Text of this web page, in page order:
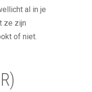
al in je
ze zijn
of niet.